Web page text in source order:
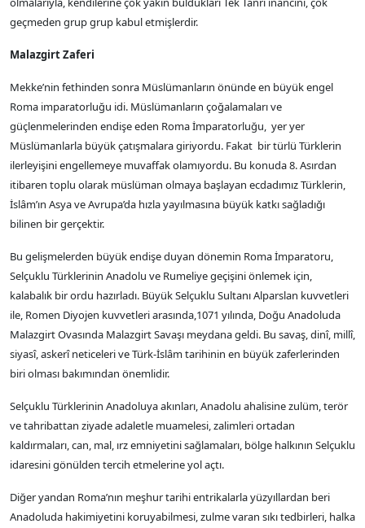
geçmeden grup grup kabul etmişlerdir.
Malazgirt Zaferi
Mekke’nin fethinden sonra Müslümanların önünde en büyük engel
Roma imparatorluğu idi. Müslümanların çoğalamaları ve
güçlenmelerinden endişe eden Roma İmparatorluğu, yer yer
Müslümanlarla büyük çatışmalara giriyordu. Fakat bir türlü Türklerin
ilerleyişini engellemeye muvaffak olamıyordu. Bu konuda 8. Asırdan
itibaren toplu olarak müslüman olmaya başlayan ecdadımız Türklerin,
İslâm’ın Asya ve Avrupa’da hızla yayılmasına büyük katkı sağladığı
bilinen bir gerçektir.
Bu gelişmelerden büyük endişe duyan dönemin Roma İmparatoru,
Selçuklu Türklerinin Anadolu ve Rumeliye geçişini önlemek için,
kalabalık bir ordu hazırladı. Büyük Selçuklu Sultanı Alparslan kuvvetleri
ile, Romen Diyojen kuvvetleri arasında,1071 yılında, Doğu Anadoluda
Malazgirt Ovasında Malazgirt Savaşı meydana geldi. Bu savaş, dinî, millî,
siyasî, askerî neticeleri ve Türk-İslâm tarihinin en büyük zaferlerinden
biri olması bakımından önemlidir.
Selçuklu Türklerinin Anadoluya akınları, Anadolu ahalisine zulüm, terör
ve tahribattan ziyade adaletle muamelesi, zalimleri ortadan
kaldırmaları, can, mal, ırz emniyetini sağlamaları, bölge halkının Selçuklu
idaresini gönülden tercih etmelerine yol açtı.
Diğer yandan Roma’nın meşhur tarihi entrikalarla yüzyıllardan beri
Anadoluda hakimiyetini koruyabilmesi, zulme varan sıkı tedbirleri, halka